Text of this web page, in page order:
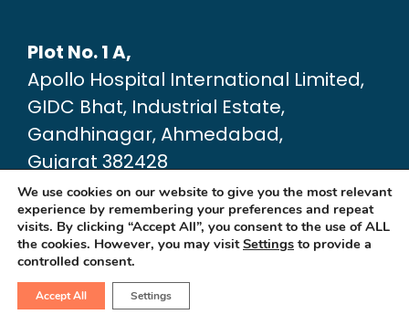
Plot No. 1 A,
Apollo Hospital International Limited,
GIDC Bhat, Industrial Estate,
Gandhinagar, Ahmedabad,
Gujarat 382428
Google Map link:
https://maps.app.goo.gl/
We use cookies on our website to give you the most relevant
experience by remembering your preferences and repeat
visits. By clicking “Accept All”, you consent to the use of ALL
the cookies. However, you may visitSettings to provide a
controlled consent.
Accept All Settings